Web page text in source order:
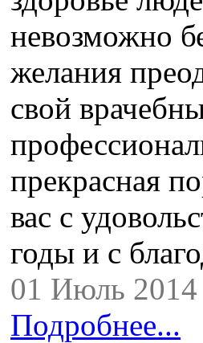
невозможно
желания
свой
прекрасная
вас с
годы и с
01 Июль 2014
Подробнее...